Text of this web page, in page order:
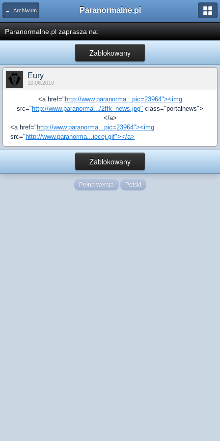
← Archiwum Paranormalne.pl
Paranormalne.pl zaprasza na:
Zablokowany
Eury
10.06.2010
<a href=" http://www.paranorma...pic=23964"><img
src=" http://www.paranorma.../2ffk_news.jpg" class="portalnews">
</a>
<a href=" http://www.paranorma...pic=23964"><img
src=" http://www.paranorma...iecej.gif"></a>
Zablokowany
Pełna wersja Polski